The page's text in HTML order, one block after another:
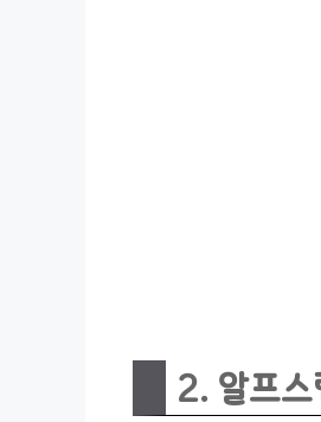
2. 알프